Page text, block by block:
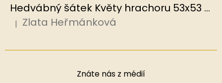
Hedvábný šátek Květy hrachoru 53x53 cm v dárkovém balení, HEDVÁBNÝ SVĚT
Hodnocení produktu je 5 z 5 hvězdiček.
| Zlata Heřmánková
Znáte nás z médií